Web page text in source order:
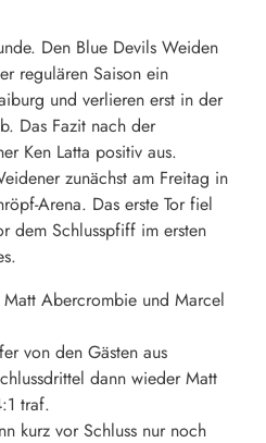
Den Blue Devils Weiden
regulären Saison ein
und verlieren erst in der
Das Fazit nach der
Ken Latta positiv aus.
zunächst am Freitag in
Arena. Das erste Tor fiel
dem Schlusspfiff im ersten
Abercrombie und Marcel
von den Gästen aus
dann wieder Matt
traf.
kurz vor Schluss nur noch